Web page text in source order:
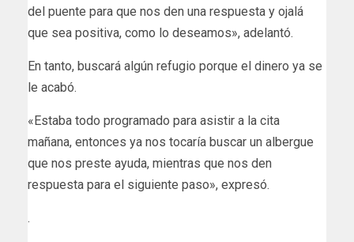
del puente para que nos den una respuesta y ojalá
que sea positiva, como lo deseamos», adelantó.
En tanto, buscará algún refugio porque el dinero ya se
le acabó.
«Estaba todo programado para asistir a la cita
mañana, entonces ya nos tocaría buscar un albergue
que nos preste ayuda, mientras que nos den
respuesta para el siguiente paso», expresó.
.